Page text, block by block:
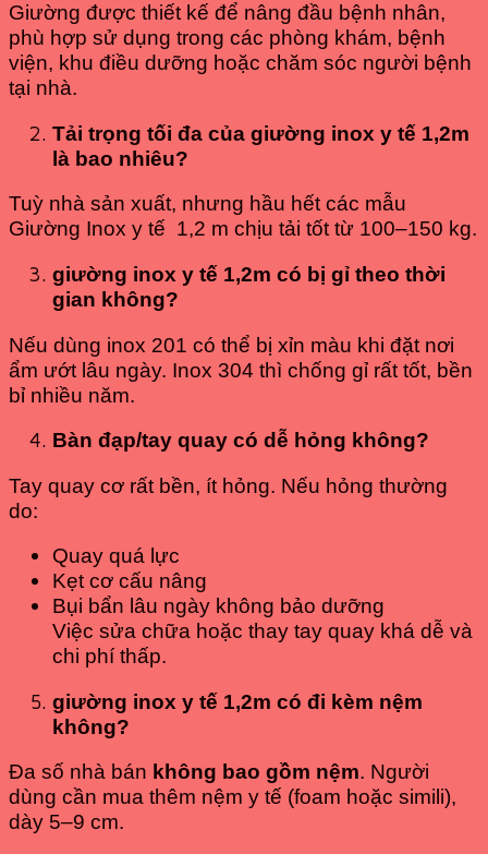
Giường được thiết kế để nâng đầu bệnh nhân,
phù hợp sử dụng trong các phòng khám, bệnh
viện, khu điều dưỡng hoặc chăm sóc người bệnh
tại nhà.
Tải trọng tối đa của giường inox y tế 1,2m
là bao nhiêu?
Tuỳ nhà sản xuất, nhưng hầu hết các mẫu
Giường Inox y tế 1,2 m chịu tải tốt từ 100–150 kg.
giường inox y tế 1,2m có bị gỉ theo thời
gian không?
Nếu dùng inox 201 có thể bị xỉn màu khi đặt nơi
ẩm ướt lâu ngày. Inox 304 thì chống gỉ rất tốt, bền
bỉ nhiều năm.
Bàn đạp/tay quay có dễ hỏng không?
Tay quay cơ rất bền, ít hỏng. Nếu hỏng thường
do:
Quay quá lực
Kẹt cơ cấu nâng
Bụi bẩn lâu ngày không bảo dưỡng
Việc sửa chữa hoặc thay tay quay khá dễ và
chi phí thấp.
giường inox y tế 1,2m có đi kèm nệm
không?
Đa số nhà bán không bao gồm nệm. Người
dùng cần mua thêm nệm y tế (foam hoặc simili),
dày 5–9 cm.